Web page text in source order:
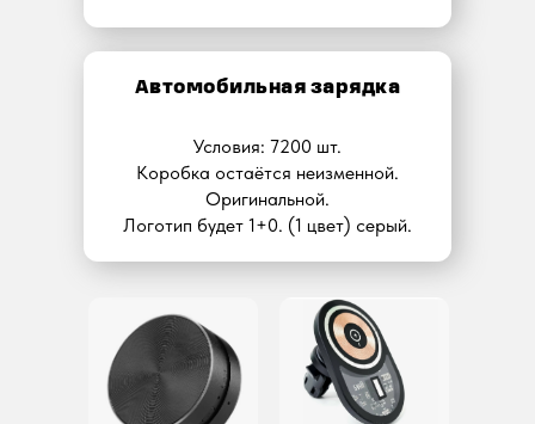
Автомобильная зарядка
Условия: 7200 шт.
Коробка остаётся неизменной.
Оригинальной.
Логотип будет 1+0. (1 цвет) серый.